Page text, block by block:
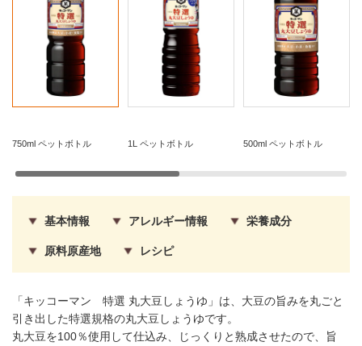
750ml ペットボトル 1L ペットボトル 500ml ペットボトル
「キッコーマン 特選 丸大豆しょうゆ」は、大豆の旨みを丸ごと
引き出した特選規格の丸大豆しょうゆです。
丸大豆を100％使用して仕込み、じっくりと熟成させたので、旨
基本情報 アレルギー情報 栄養成分
原料原産地 レシピ